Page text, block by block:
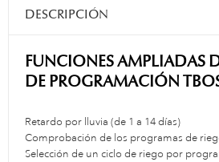
DESCRIPCIÓN
FUNCIONES AMPLIADAS
DE PROGRAMACIÓN
Retardo por lluvia (de 1 a 14 días)
Comprobación de los programas de
Selección de un ciclo de riego por